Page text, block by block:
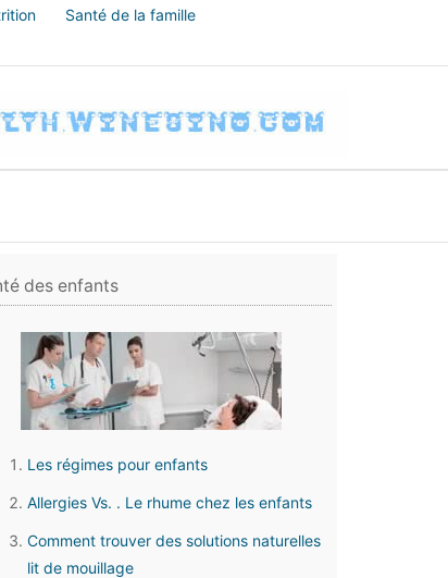
Santé de la famille
des enfants
Les régimes pour enfants
Allergies Vs. . Le rhume chez les enfants
Comment trouver des solutions naturelles
lit de mouillage